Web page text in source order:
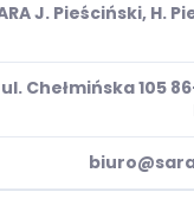
J. Pieściński, H.
ul. Chełmińska 105